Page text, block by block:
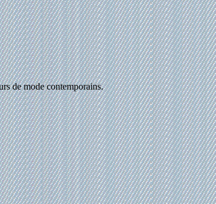
de mode contemporains.